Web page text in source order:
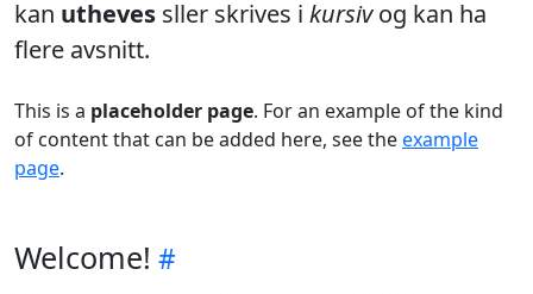
kan utheves sller skrives i kursivog kan ha
flere avsnitt.
This is a placeholder page. For an example of the kind
of content that can be added here, see theexample
page.
Welcome!